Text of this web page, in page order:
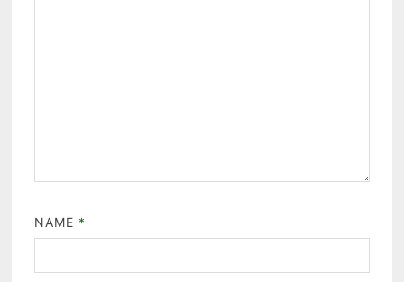
NAME *